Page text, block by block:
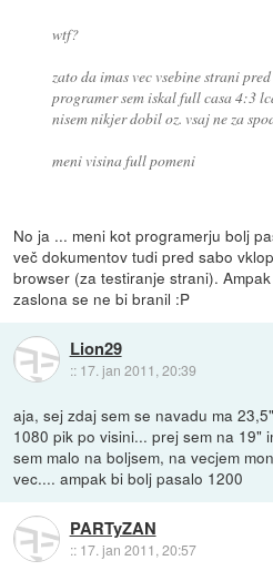
wtf?
zato da imas vec vsebine strani
programer sem iskal full casa 4:3
nisem nikjer dobil oz. vsaj ne za
meni visina full pomeni
No ja ... meni kot programerju bolj
več dokumentov tudi pred sabo
browser (za testiranje strani).
zaslona se ne bi branil :P
Lion29
:: 17. jan 2011, 20:39
aja, sej zdaj sem se navadu ma
1080 pik po visini... prej sem na 19"
sem malo na boljsem, na vecjem
vec.... ampak bi bolj pasalo 1200
PARTyZAN
:: 17. jan 2011, 20:57